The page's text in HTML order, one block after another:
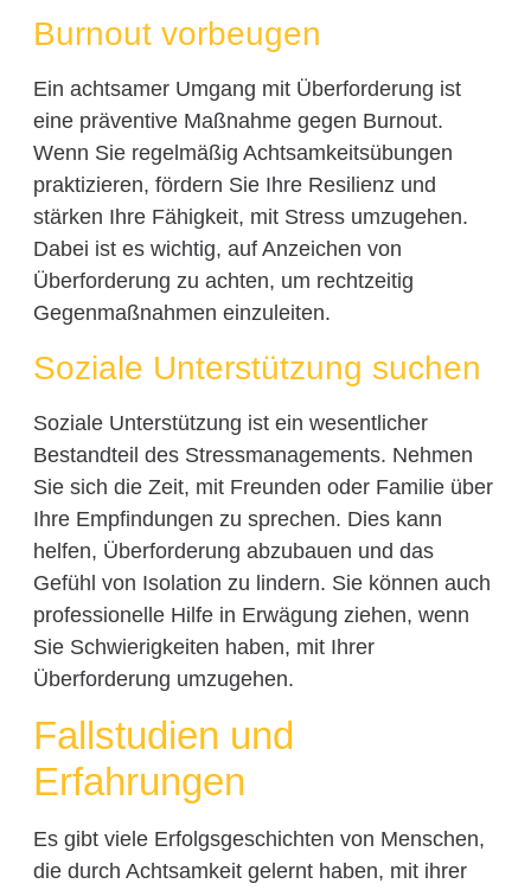
Burnout vorbeugen
Ein achtsamer Umgang mit Überforderung ist
eine präventive Maßnahme gegen Burnout.
Wenn Sie regelmäßig Achtsamkeitsübungen
praktizieren, fördern Sie Ihre Resilienz und
stärken Ihre Fähigkeit, mit Stress umzugehen.
Dabei ist es wichtig, auf Anzeichen von
Überforderung zu achten, um rechtzeitig
Gegenmaßnahmen einzuleiten.
Soziale Unterstützung suchen
Soziale Unterstützung ist ein wesentlicher
Bestandteil des Stressmanagements. Nehmen
Sie sich die Zeit, mit Freunden oder Familie über
Ihre Empfindungen zu sprechen. Dies kann
helfen, Überforderung abzubauen und das
Gefühl von Isolation zu lindern. Sie können auch
professionelle Hilfe in Erwägung ziehen, wenn
Sie Schwierigkeiten haben, mit Ihrer
Überforderung umzugehen.
Fallstudien und
Erfahrungen
Es gibt viele Erfolgsgeschichten von Menschen,
die durch Achtsamkeit gelernt haben, mit ihrer